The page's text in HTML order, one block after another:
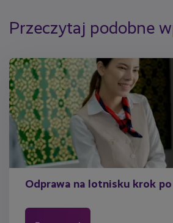
Przeczytaj podobne
Odprawa na lotnisku krok